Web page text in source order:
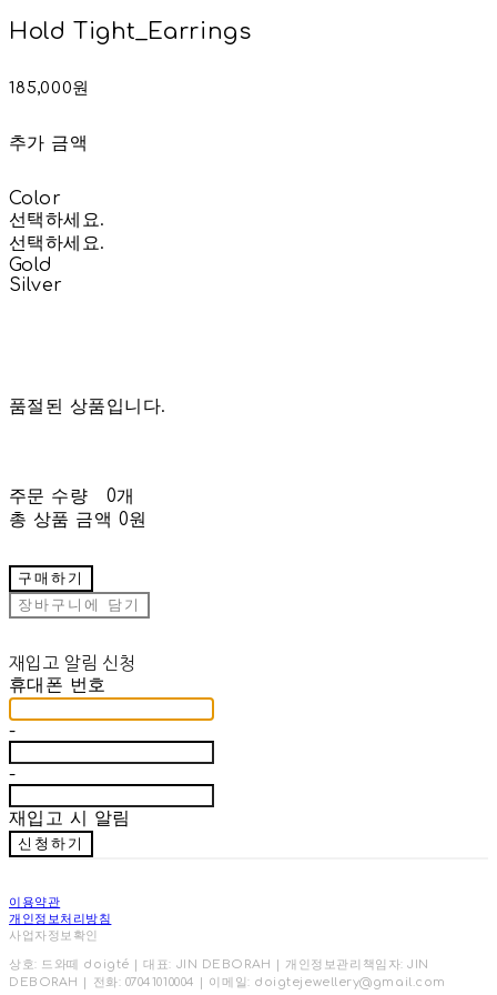
Hold Tight_Earrings
185,000원
추가 금액
Color
선택하세요.
선택하세요.
Gold
Silver
품절된 상품입니다.
주문 수량
0개
총 상품 금액 0원
구매하기
장바구니에 담기
재입고 알림 신청
휴대폰 번호
-
-
재입고 시 알림
신청하기
이용약관
개인정보처리방침
사업자정보확인
상호: 드와떼 doigté | 대표: JIN DEBORAH | 개인정보관리책임자: JIN
DEBORAH | 전화: 07041010004 | 이메일: doigtejewellery@gmail.com